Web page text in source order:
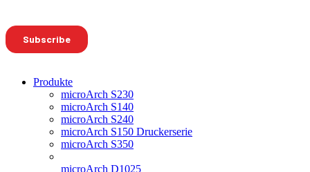
Produkte
microArch S230
microArch S140
microArch S240
microArch S150 Druckerserie
microArch S350
microArch D1025